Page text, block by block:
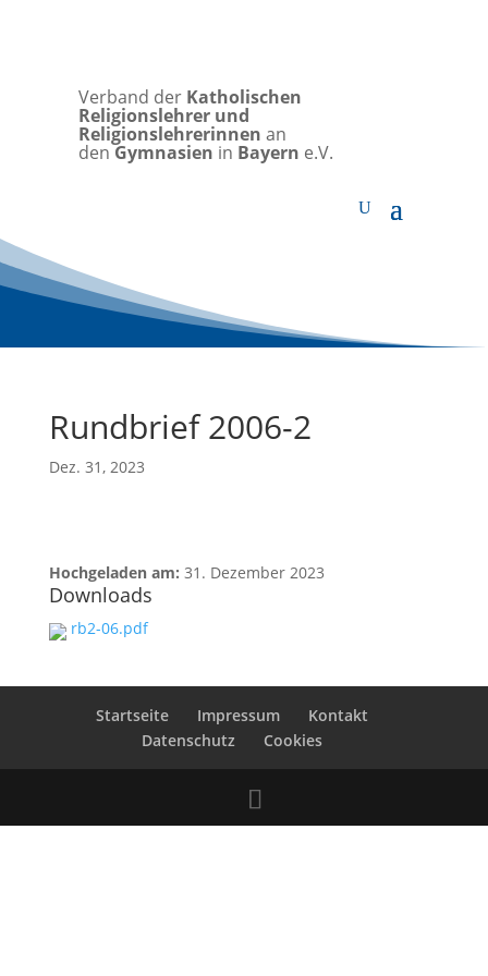
Verband der Katholischen
Religionslehrer und
Religionslehrerinnen an
denGymnasien in Bayern e.V.
Rundbrief 2006-2
Dez. 31, 2023
Hochgeladen am: 31. Dezember 2023
Downloads
rb2-06.pdf
Startseite Impressum
Kontakt
Datenschutz
Cookies